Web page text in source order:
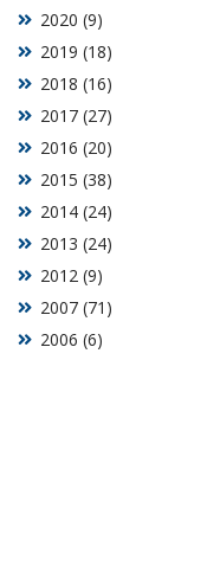
2006 (6)
2007 (71)
2012 (9)
2013 (24)
2014 (24)
2015 (38)
2016 (20)
2017 (27)
2018 (16)
2019 (18)
2020 (9)